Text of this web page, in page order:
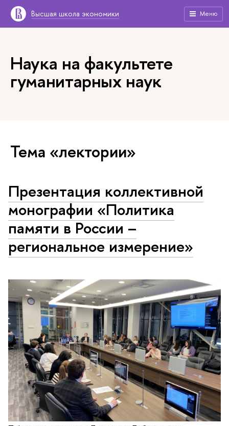
Высшая школа экономики Меню
Наука на факультете
гуманитарных наук
Тема «лектории»
Презентация коллективной
монографии «Политика
памяти в России –
региональное измерение»